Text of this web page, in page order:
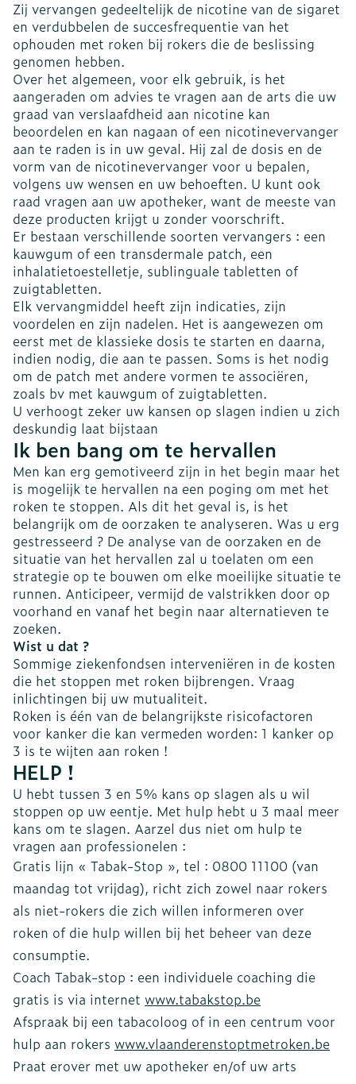
Zij vervangen gedeeltelijk de nicotine van de sigaret
en verdubbelen de succesfrequentie van het
ophouden met roken bij rokers die de beslissing
genomen hebben.
Over het algemeen, voor elk gebruik, is het
aangeraden om advies te vragen aan de arts die uw
graad van verslaafdheid aan nicotine kan
beoordelen en kan nagaan of een nicotinevervanger
aan te raden is in uw geval. Hij zal de dosis en de
vorm van de nicotinevervanger voor u bepalen,
volgens uw wensen en uw behoeften. U kunt ook
raad vragen aan uw apotheker, want de meeste van
deze producten krijgt u zonder voorschrift.
Er bestaan verschillende soorten vervangers : een
kauwgum of een transdermale patch, een
inhalatietoestelletje, sublinguale tabletten of
zuigtabletten.
Elk vervangmiddel heeft zijn indicaties, zijn
voordelen en zijn nadelen. Het is aangewezen om
eerst met de klassieke dosis te starten en daarna,
indien nodig, die aan te passen. Soms is het nodig
om de patch met andere vormen te associëren,
zoals bv met kauwgum of zuigtabletten.
U verhoogt zeker uw kansen op slagen indien u zich
deskundig laat bijstaan
Ik ben bang om te hervallen
Men kan erg gemotiveerd zijn in het begin maar het
is mogelijk te hervallen na een poging om met het
roken te stoppen. Als dit het geval is, is het
belangrijk om de oorzaken te analyseren. Was u erg
gestresseerd ? De analyse van de oorzaken en de
situatie van het hervallen zal u toelaten om een
strategie op te bouwen om elke moeilijke situatie te
runnen. Anticipeer, vermijd de valstrikken door op
voorhand en vanaf het begin naar alternatieven te
zoeken.
Wist u dat ?
Sommige ziekenfondsen interveniëren in de kosten
die het stoppen met roken bijbrengen. Vraag
inlichtingen bij uw mutualiteit.
Roken is één van de belangrijkste risicofactoren
voor kanker die kan vermeden worden: 1 kanker op
3 is te wijten aan roken !
HELP !
U hebt tussen 3 en 5% kans op slagen als u wil
stoppen op uw eentje. Met hulp hebt u 3 maal meer
kans om te slagen. Aarzel dus niet om hulp te
vragen aan professionelen :
Gratis lijn « Tabak-Stop », tel : 0800 11100 (van
maandag tot vrijdag), richt zich zowel naar rokers
als niet-rokers die zich willen informeren over
roken of die hulp willen bij het beheer van deze
consumptie.
Coach Tabak-stop : een individuele coaching die
gratis is via internet www.tabakstop.be
Afspraak bij een tabacoloog of in een centrum voor
hulp aan rokers www.vlaanderenstoptmetroken.be
Praat erover met uw apotheker en/of uw arts